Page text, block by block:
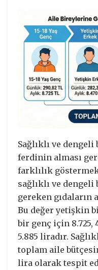
Sağlıklı ve
ferdinin alması
farklılık
sağlıklı ve
gereken gıdaların
Bu değer yetişkin
bir genç için 8.725,
5.885 liradır.
toplam aile
lira olarak tespit